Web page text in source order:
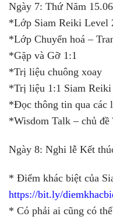
Ngày 7: Thứ Năm 15.06
*Lớp Siam Reiki Level
*Lớp Chuyển hoá –
*Gặp và Gỡ 1:1
*Trị liệu chuông xoay
*Trị liệu 1:1 Siam Reiki
*Đọc thông tin qua các
*Wisdom Talk – chủ đề
Ngày 8: Nghi lễ Kết
* Điểm khác biệt của
https://bit.ly/
* Có phải ai cũng có